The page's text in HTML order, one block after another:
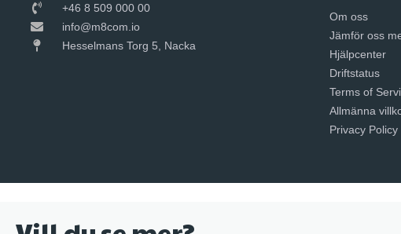
+46 8 509 000 00
info@m8com.io
Hesselmans Torg 5, Nacka
Om oss
Jämför oss
Hjälpcenter
Driftstatus
Terms of
Allmänna
Privacy Policy